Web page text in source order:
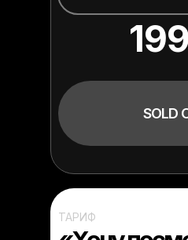
199
SOLD
ТАРИФ